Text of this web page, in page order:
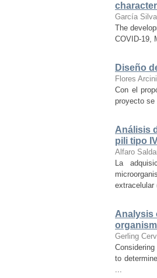
García
The
COVID-19,
Diseño
Flores
Con el
proyecto se
Análisis
pili tipo
Alfaro
La
extracelular
Analysis
Gerling
to
...